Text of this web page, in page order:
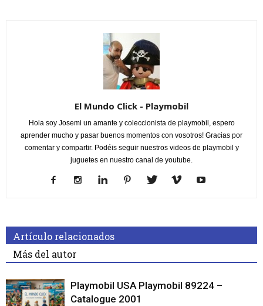
El Mundo Click - Playmobil
Hola soy Josemi un amante y coleccionista de playmobil, espero
aprender mucho y pasar buenos momentos con vosotros! Gracias por
comentar y compartir. Podéis seguir nuestros videos de playmobil y
juguetes en nuestro canal de youtube.
Artículo relacionados
Más del autor
Playmobil USA Playmobil 89224 –
Catalogue 2001